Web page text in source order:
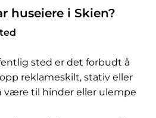
huseiere i Skien?
sted er det forbudt å
reklameskilt, stativ eller
være til hinder eller ulempe